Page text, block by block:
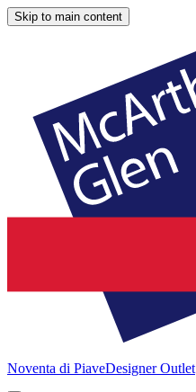
Skip to main content
Noventa di PiaveDesigner Outlet